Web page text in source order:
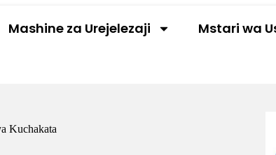
Mashine za Urejelezaji Mstari wa
Kuchakata